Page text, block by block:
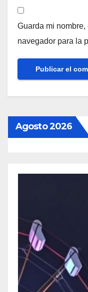
Guarda mi
navegador para la
Agosto 2026